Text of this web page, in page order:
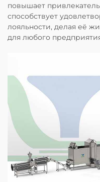
повышает
способствует
лояльности, делая её
для любого